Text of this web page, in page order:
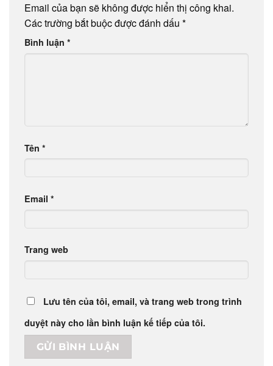
Email của bạn sẽ không được hiển thị công khai.
Các trường bắt buộc được đánh dấu *
Bình luận *
Tên *
Email *
Trang web
Lưu tên của tôi, email, và trang web trong trình
duyệt này cho lần bình luận kế tiếp của tôi.